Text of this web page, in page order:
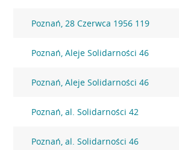
Poznań, 28 Czerwca 1956 119
Poznań, Aleje Solidarności 46
Poznań, Aleje Solidarności 46
Poznań, al. Solidarności 42
Poznań, al. Solidarności 46